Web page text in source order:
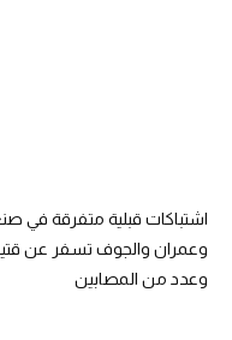
اشتباكات قبلية متفرقة في
وعمران والجوف تسفر عن
وعدد من المصابين